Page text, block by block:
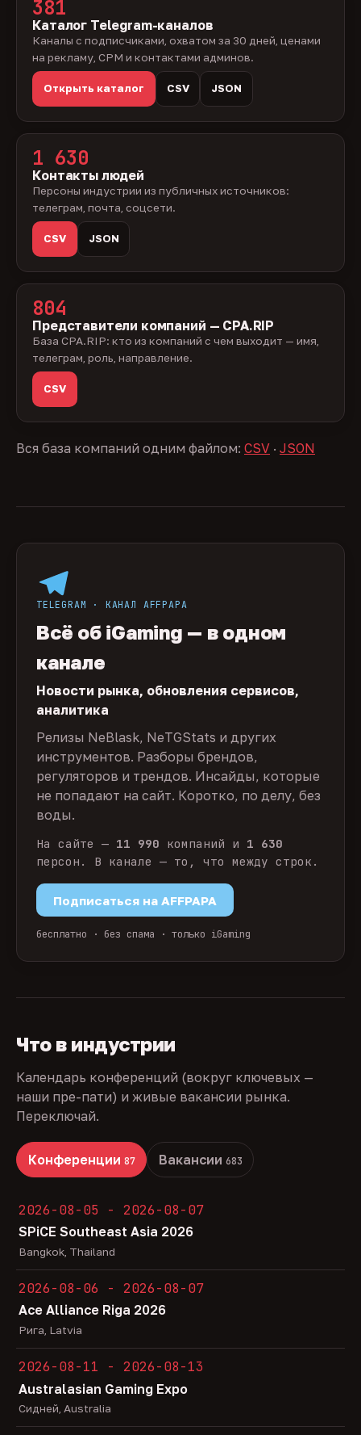
381
Каталог Telegram-каналов
Каналы с подписчиками, охватом за 30 дней, ценами
на рекламу, CPM и контактами админов.
Открыть каталог CSV JSON
1 630
Контакты людей
Персоны индустрии из публичных источников:
телеграм, почта, соцсети.
CSV JSON
804
Представители компаний — CPA.RIP
База CPA.RIP: кто из компаний с чем выходит — имя,
телеграм, роль, направление.
CSV
Вся база компаний одним файлом: CSV · JSON
TELEGRAM · КАНАЛ AFFPAPA
Всё об iGaming — в одном
канале
Новости рынка, обновления сервисов,
аналитика
Релизы NeBlask, NeTGStats и других
инструментов. Разборы брендов,
регуляторов и трендов. Инсайды, которые
не попадают на сайт. Коротко, по делу, без
воды.
На сайте — 11 990 компаний и 1 630
персон. В канале — то, что между строк.
Подписаться на AFFPAPA
бесплатно · без спама · только iGaming
Что в индустрии
Календарь конференций (вокруг ключевых —
наши пре-пати) и живые вакансии рынка.
Переключай.
Конференции 87 Вакансии 683
2026-08-05 - 2026-08-07
SPiCE Southeast Asia 2026
Bangkok, Thailand
2026-08-06 - 2026-08-07
Ace Alliance Riga 2026
Рига, Latvia
2026-08-11 - 2026-08-13
Australasian Gaming Expo
Сидней, Australia